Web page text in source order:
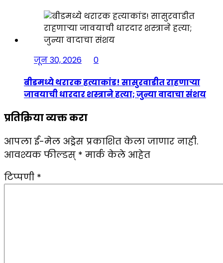
जून 30, 2026
0
बीडमध्ये थरारक हत्याकांड! सासुरवाडीत राहणाऱ्या
जावयाची धारदार शस्त्राने हत्या; जुन्या वादाचा संशय
प्रतिक्रिया व्यक्त करा
आपला ई-मेल अड्रेस प्रकाशित केला जाणार नाही.
आवश्यक फील्डस् * मार्क केले आहेत
टिप्पणी *